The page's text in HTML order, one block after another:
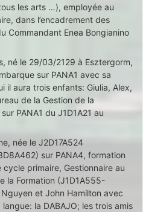
les arts …), employée au
dans l’encadrement des
Commandant Enea Bongianino
né le 29/03/2129 à Esztergorm,
sur PANA1 avec sa
il aura trois enfants: Giulia, Alex,
de la Gestion de la
PANA1 du J1D1A21 au
née le J2D17A524
sur PANA4, formation
cycle primaire, Gestionnaire au
la Formation (J1D1A555-
et John Hamilton avec
la DABAJO; les trois amis